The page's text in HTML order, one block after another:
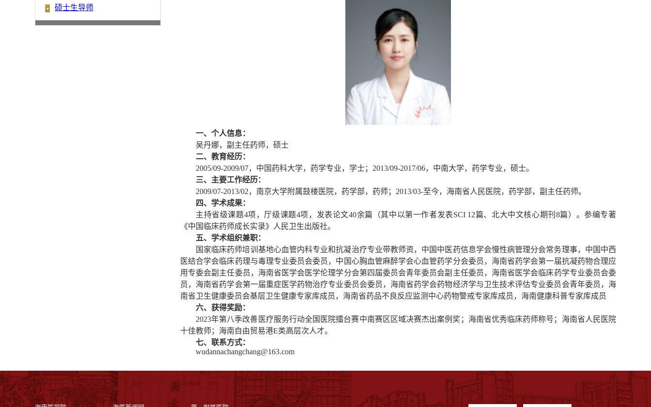
硕士生导师
一、个人信息：
吴丹娜，副主任药师，硕士
二、教育经历：
2005/09-2009/07，中国药科大学，药学专业，学士；2013/09-2017/06，中南大学，药学专业，硕士。
三、主要工作经历：
2009/07-2013/02，南京大学附属鼓楼医院，药学部，药师；2013/03-至今，海南省人民医院，药学部，副主任药师。
四、学术成果：
主持省级课题4项，厅级课题4项，发表论文40余篇（其中以第一作者发表SCI 12篇、北大中文核心期刊8篇）。参编专著
《中国临床药师成长实录》人民卫生出版社。
五、学术组织兼职：
国家临床药师培训基地心血管内科专业和抗凝治疗专业带教师资，中国中医药信息学会慢性病管理分会常务理事，中国中西
医结合学会临床药理与毒理专业委员会委员，中国心胸血管麻醉学会心血管药学分会委员，海南省药学会第一届抗凝药物合理应
用专委会副主任委员，海南省医学会医学伦理学分会第四届委员会青年委员会副主任委员，海南省医学会临床药学专业委员会委
员 ，海南省药学会第一届重症医学药物治疗专业委员会委员，海南省药学会药物经济学与卫生技术评估专业委员会青年委员，海
南省卫生健康委员会基层卫生健康专家库成员，海南省药品不良反应监测中心药物警戒专家库成员 ，海南健康科普专家库成员
六、获得奖励：
2023年第八季改善医疗服务行动全国医院擂台赛中南赛区区域决赛杰出案例奖 ； 海南省优秀临床药师称号； 海南省人民医院
十佳教师 ；海南自由贸易港E类高层次人才。
七、联系方式：
wudannachangchang@163.com